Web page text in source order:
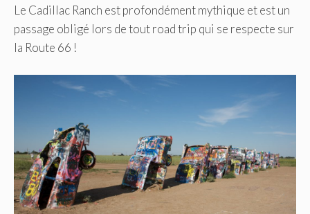
Le Cadillac Ranch est profondément mythique et est un
passage obligé lors de tout road trip qui se respecte sur
la Route 66 !